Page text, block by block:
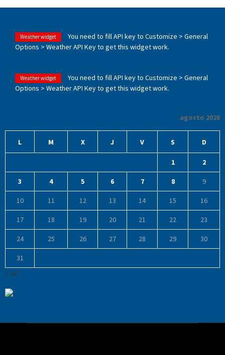
Weather widget
You need to fill API key to Customize > General
Options > Weather API Key to get this widget work.
Weather widget
You need to fill API key to Customize > General
Options > Weather API Key to get this widget work.
agosto 2026
L M X J V S D
1 2
3 4 5 6 7 8 9
10 11 12 13 14 15 16
17 18 19 20 21 22 23
24 25 26 27 28 29 30
31
« Jul